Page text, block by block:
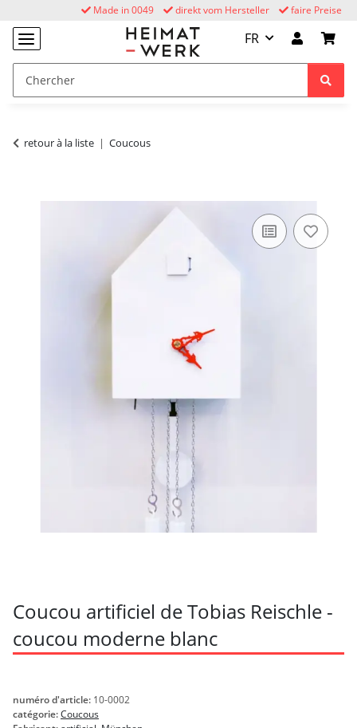
faire Preise
direkt vom Hersteller
Made in 0049
FR
retour à la liste Coucous
Coucou artificiel de Tobias Reischle -
coucou moderne blanc
numéro d'article: 10-0002
catégorie:Coucous